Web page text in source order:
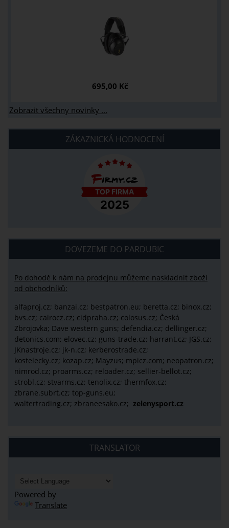
695,00 Kč
Zobrazit všechny novinky ...
ZÁKAZNICKÁ HODNOCENÍ
DOVEZEME DO PARDUBIC
Po dohodě k nám na prodejnu můžeme naskladnit zboží
od obchodníků:
alfaproj.cz; banzai.cz; bestpatron.eu; beretta.cz; binox.cz;
bvs.cz; cairocz.cz; cidpraha.cz; colosus.cz; Česká
Zbrojovka; Dave western guns; defendia.cz; dellinger.cz;
detonics.com; elovec.cz; guns-trade.cz; harrant.cz; JGS.cz;
JKnastroje.cz; jk-n.cz; kerberostrade.cz;
kostelecky.cz; kozap.cz; Mayzus; mpicz.com; neopatron.cz;
nimrod.cz; proarms.cz; reloader.cz; sellier-bellot.cz;
strobl.cz; stvarms.cz; tenolix.cz; thermfox.cz;
zbrane.subrt.cz; top-guns.eu;
waltertrading.cz; zbraneesako.cz; zelenysport.cz
TRANSLATOR
Powered by
Translate